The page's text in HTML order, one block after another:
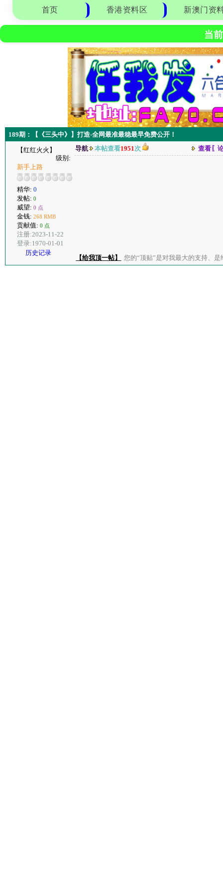
首页 香港资料区 新澳门资
当
189期：【《三头中》】打造-全网最准最稳最早免费公开！
【红红火火】
级别:
新手上路
精华: 0
发帖: 0
威望: 0 点
金钱: 268 RMB
贡献值: 0 点
注册:2023-11-22
登录:1970-01-01
历史记录
导航 本帖查看1951次 查看〖
【给我顶一帖】 您的“顶贴”是对我最大的支持、